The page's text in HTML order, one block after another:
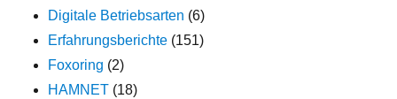
Digitale Betriebsarten (6)
Erfahrungsberichte (151)
Foxoring (2)
HAMNET (18)